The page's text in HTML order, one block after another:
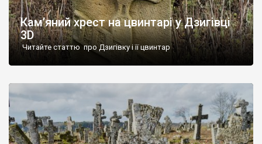
Кам’яний хрест на цвинтарі у Дзигівці
3D
Читайте статтю про Дзигівку і її цвинтар